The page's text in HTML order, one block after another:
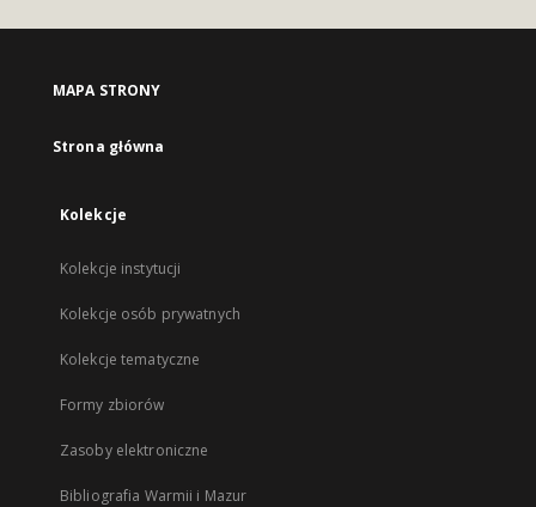
MAPA STRONY
Strona główna
Kolekcje
Kolekcje instytucji
Kolekcje osób prywatnych
Kolekcje tematyczne
Formy zbiorów
Zasoby elektroniczne
Bibliografia Warmii i Mazur